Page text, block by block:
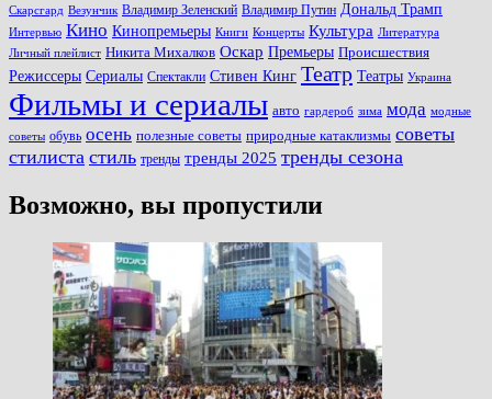
Скарсгард Везунчик Владимир Зеленский Владимир Путин Дональд Трамп
Интервью Кино Кинопремьеры Книги Концерты Культура Литература
Личный плейлист Никита Михалков Оскар Премьеры Происшествия
Режиссеры Сериалы Спектакли Стивен Кинг Театр Театры Украина
Фильмы и сериалы авто гардероб зима мода модные
советы обувь осень полезные советы природные катаклизмы советы
стилиста стиль тренды тренды 2025 тренды сезона
Возможно, вы пропустили